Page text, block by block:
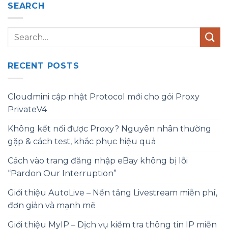
SEARCH
RECENT POSTS
Cloudmini cập nhật Protocol mới cho gói Proxy
PrivateV4
Không kết nối được Proxy? Nguyên nhân thường
gặp & cách test, khắc phục hiệu quả
Cách vào trang đăng nhập eBay không bị lỗi
“Pardon Our Interruption”
Giới thiệu AutoLive – Nền tảng Livestream miễn phí,
đơn giản và mạnh mẽ
Giới thiệu MyIP – Dịch vụ kiểm tra thông tin IP miễn